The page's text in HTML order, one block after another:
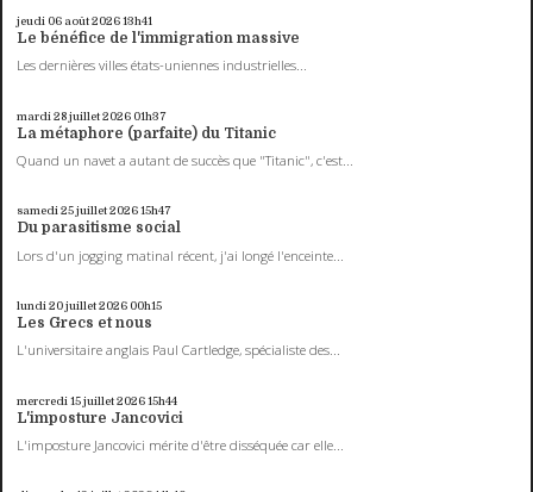
jeudi 06 août 202613h41
Le bénéfice de l'immigration massive
Les dernières villes états-uniennes industrielles...
mardi 28juillet 2026 01h37
La métaphore (parfaite) du Titanic
Quand un navet a autant de succès que "Titanic", c'est...
samedi 25juillet 202615h47
Du parasitisme social
Lors d'un jogging matinal récent, j'ai longé l'enceinte...
lundi 20juillet 2026 00h15
Les Grecs et nous
L'universitaire anglais Paul Cartledge, spécialiste des...
mercredi 15juillet 202615h44
L'imposture Jancovici
L'imposture Jancovici mérite d'être disséquée car elle...